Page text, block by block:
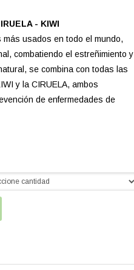
- KIWI
usados en todo el mundo,
combatiendo el estreñimiento y
se combina con todas las
y la CIRUELA, ambos
de enfermedades de